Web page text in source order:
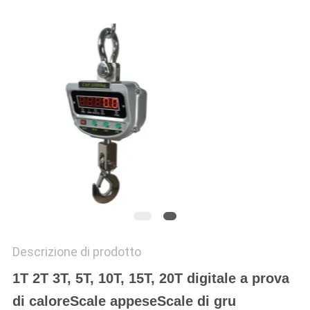
CHIEDI UN
PREVENTIVO
Descrizione di prodotto
1T 2T 3T, 5T, 10T, 15T, 20T digitale a prova
di caloreScale appeseScale di gru